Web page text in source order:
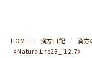
HOME 漢方日記 漢方
《NaturalLife23_’12.7》